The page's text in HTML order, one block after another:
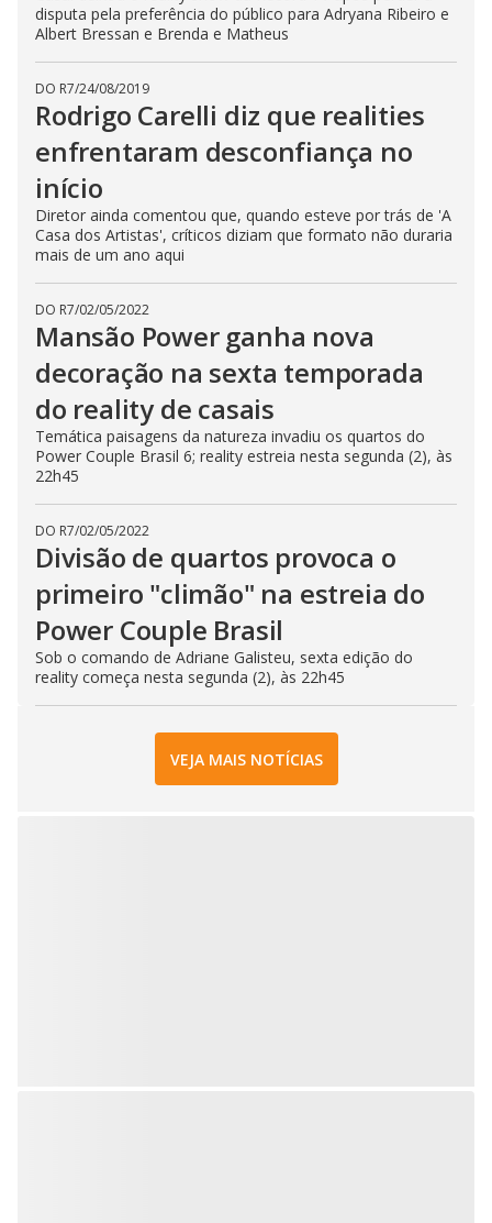
disputa pela preferência do público para Adryana Ribeiro e
Albert Bressan e Brenda e Matheus
DO R7/24/08/2019
Rodrigo Carelli diz que realities
enfrentaram desconfiança no
início
Diretor ainda comentou que, quando esteve por trás de 'A
Casa dos Artistas', críticos diziam que formato não duraria
mais de um ano aqui
DO R7/02/05/2022
Mansão Power ganha nova
decoração na sexta temporada
do reality de casais
Temática paisagens da natureza invadiu os quartos do
Power Couple Brasil 6; reality estreia nesta segunda (2), às
22h45
DO R7/02/05/2022
Divisão de quartos provoca o
primeiro "climão" na estreia do
Power Couple Brasil
Sob o comando de Adriane Galisteu, sexta edição do
reality começa nesta segunda (2), às 22h45
VEJA MAIS NOTÍCIAS